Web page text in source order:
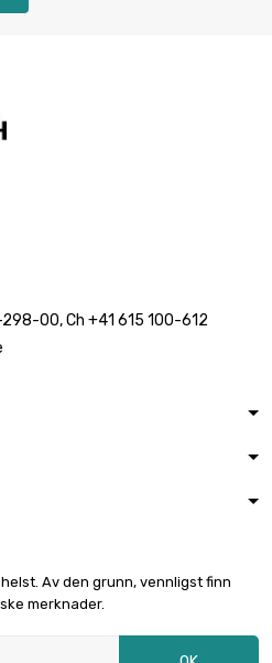
298-00, Ch +41 615 100-612
Av den grunn, vennligst finn
merknader.